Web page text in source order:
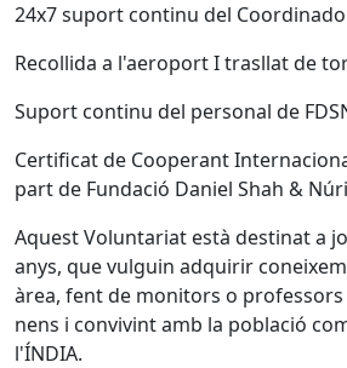
24x7 suport continu del
Recollida a l'aeroport I trasllat de
Suport continu del personal de
Certificat de Cooperant
part de Fundació Daniel Shah &
Aquest Voluntariat està destinat a
anys, que vulguin adquirir
àrea, fent de monitors o professors
nens i convivint amb la població
l'ÍNDIA.